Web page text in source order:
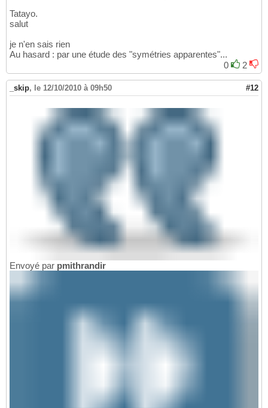
Tatayo.
salut
je n'en sais rien
Au hasard : par une étude des "symétries apparentes"...
0
2
_skip, le 12/10/2010 à 09h50 #12
Envoyé par pmithrandir